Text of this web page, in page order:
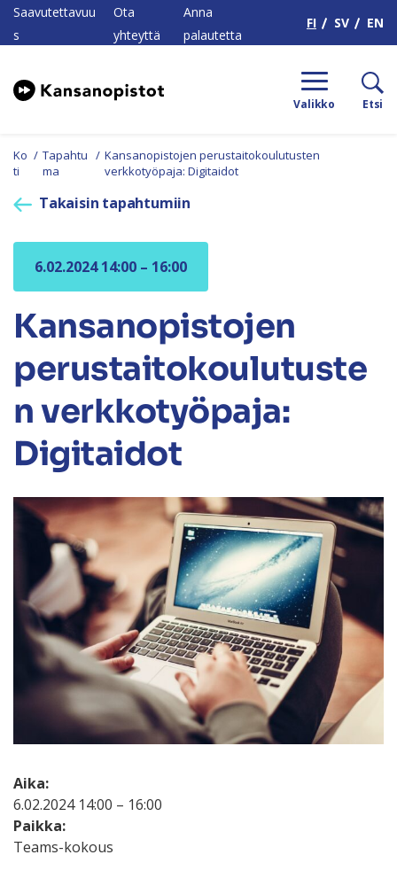
Saavutettavuu
s
Ota
yhteyttä
Anna
palautetta
FI SV EN
Valikko Etsi
Ko
ti
/ Tapahtu
ma
/ Kansanopistojen perustaitokoulutusten
verkkotyöpaja: Digitaidot
Takaisin tapahtumiin
6.02.2024 14:00 – 16:00
Kansanopistojen
perustaitokoulutuste
n verkkotyöpaja:
Digitaidot
Aika:
6.02.2024 14:00 – 16:00
Paikka:
Teams-kokous